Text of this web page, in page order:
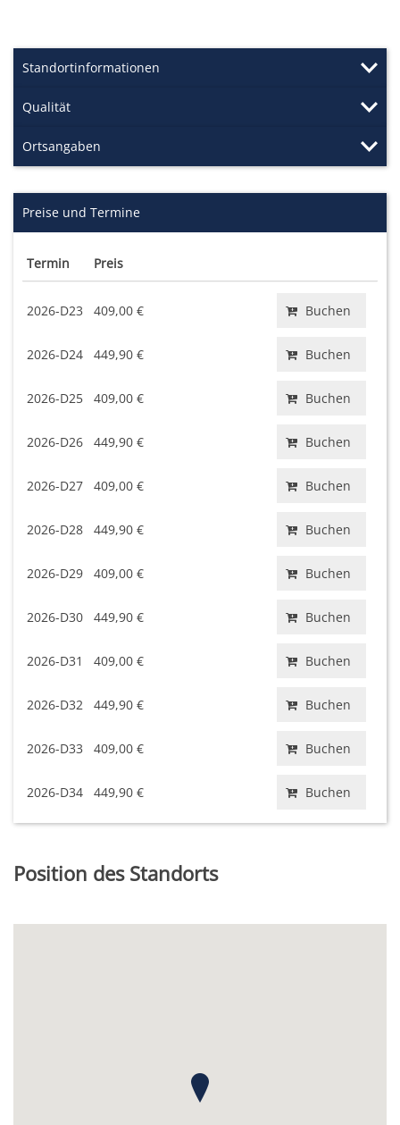
Standortinformationen
Qualität
Ortsangaben
Preise und Termine
Termin Preis
2026-D23 409,00 € Buchen
2026-D24 449,90 € Buchen
2026-D25 409,00 € Buchen
2026-D26 449,90 € Buchen
2026-D27 409,00 € Buchen
2026-D28 449,90 € Buchen
2026-D29 409,00 € Buchen
2026-D30 449,90 € Buchen
2026-D31 409,00 € Buchen
2026-D32 449,90 € Buchen
2026-D33 409,00 € Buchen
2026-D34 449,90 € Buchen
Position des Standorts